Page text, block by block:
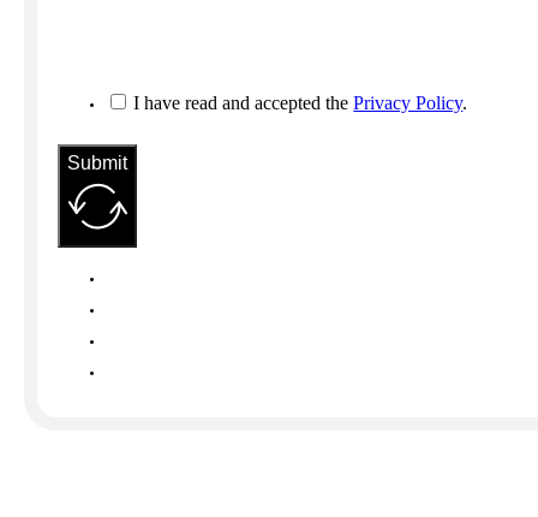
I have read and accepted thePrivacy Policy.
Submit